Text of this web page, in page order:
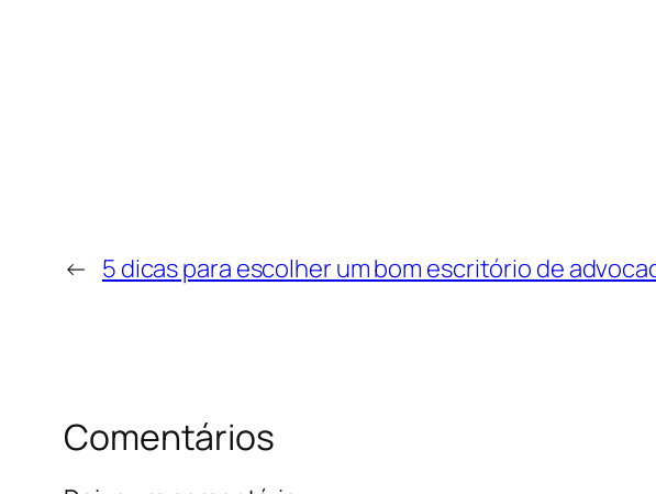
← 5 dicas para escolher um bom escritório de
Comentários